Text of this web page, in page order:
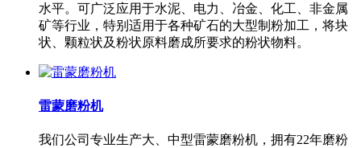
水平。可广泛应用于水泥、电力、冶金、化工、非金属
矿等行业，特别适用于各种矿石的大型制粉加工，将块
状、颗粒状及粉状原料磨成所要求的粉状物料。
雷蒙磨粉机
我们公司专业生产大、中型雷蒙磨粉机，拥有22年磨粉